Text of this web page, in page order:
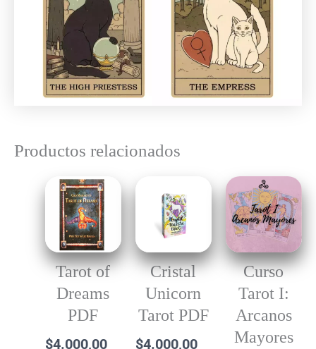
Productos relacionados
Tarot of
Dreams
PDF
$4.000,00
Cristal
Unicorn
Tarot PDF
$4.000,00
Curso
Tarot I:
Arcanos
Mayores